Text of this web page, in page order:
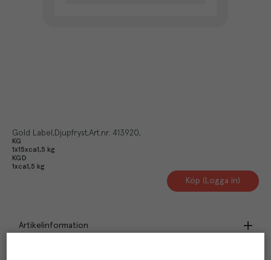
Gold Label Djupfryst Art.nr. 413920
KG
1x15xca1,5 kg
KGD
1xca1,5 kg
Köp (Logga in)
Artikelinformation